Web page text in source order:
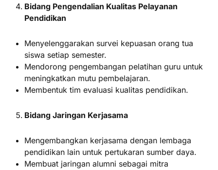
Bidang Pengendalian Kualitas Pelayanan
Pendidikan
Menyelenggarakan survei kepuasan orang tua
siswa setiap semester.
Mendorong pengembangan pelatihan guru untuk
meningkatkan mutu pembelajaran.
Membentuk tim evaluasi kualitas pendidikan.
Bidang Jaringan Kerjasama
Mengembangkan kerjasama dengan lembaga
pendidikan lain untuk pertukaran sumber daya.
Membuat jaringan alumni sebagai mitra